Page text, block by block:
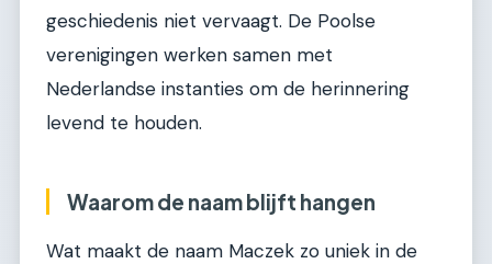
geschiedenis niet vervaagt. De Poolse
verenigingen werken samen met
Nederlandse instanties om de herinnering
levend te houden.
Waarom de naam blijft hangen
Wat maakt de naam Maczek zo uniek in de